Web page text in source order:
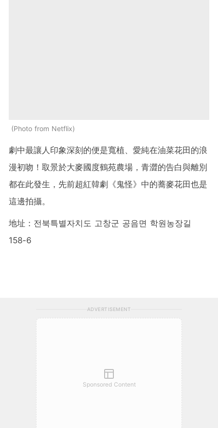
Photo from Netflix
劇中最讓人印象深刻的便是寬植、愛純在油菜花田的浪
漫初吻！取景於大麥國度鶴苑農場，青澀的告白與離別
都在此發生，先前超紅韓劇《鬼怪》中的蕎麥花田也是
這邊拍攝。
地址：전북특별자치도 고창군 공음면 학원농장길
158-6
ADVERTISEMENT
Sponsored Content